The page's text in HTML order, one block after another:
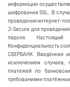
информации
шифрования SSL. В
проведения интернет-
J-Secure для
пароля. Настоящий
Конфиденциальность
СБЕРБАНК. Введённая
исключением случаев,
платежей по
требованиями